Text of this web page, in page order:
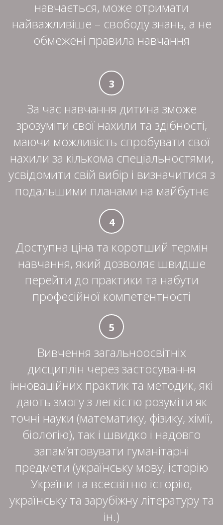
навчається, може отримати
найважливіше – свободу знань, а не
обмежені правила навчання
3
За час навчання дитина зможе
зрозуміти свої нахили та здібності,
маючи можливість спробувати свої
нахили за кількома спеціальностями,
усвідомити свій вибір і визначитися з
подальшими планами на майбутнє
4
Доступна ціна та коротший термін
навчання, який дозволяє швидше
перейти до практики та набути
професійної компетентності
5
Вивчення загальноосвітніх
дисциплін через застосування
інноваційних практик та методик, які
дають змогу з легкістю розуміти як
точні науки (математику, фізику, хімії,
біологію), так і швидко і надовго
запам’ятовувати гуманітарні
предмети (українську мову, історію
України та всесвітню історію,
українську та зарубіжну літературу та
ін.)